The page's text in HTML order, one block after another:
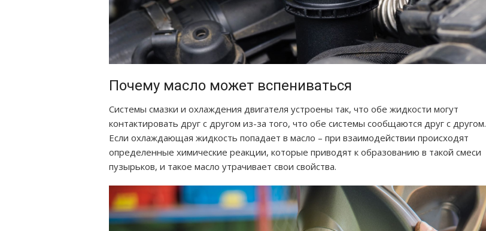
Почему масло может вспениваться
Системы смазки и охлаждения двигателя устроены так, что обе жидкости могут
контактировать друг с другом из-за того, что обе системы сообщаются друг с другом.
Если охлаждающая жидкость попадает в масло – при взаимодействии происходят
определенные химические реакции, которые приводят к образованию в такой смеси
пузырьков, и такое масло утрачивает свои свойства.